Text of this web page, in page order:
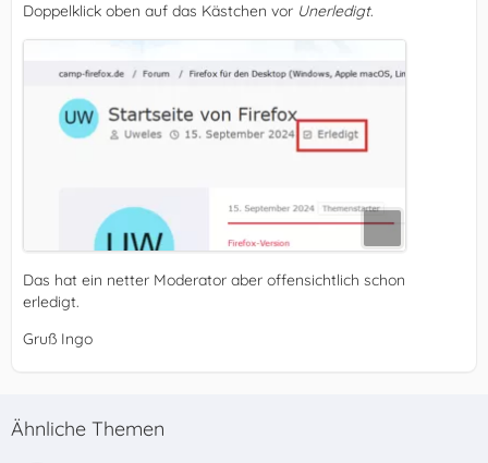
Doppelklick oben auf das Kästchen vor Unerledigt.
Das hat ein netter Moderator aber offensichtlich schon
erledigt.
Gruß Ingo
Ähnliche Themen